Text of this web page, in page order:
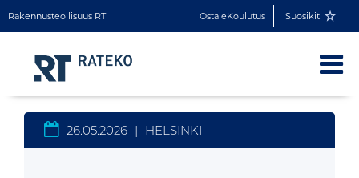
Rakennusteollisuus RT Osta eKoulutus Suosikit
26.05.2026 | HELSINKI